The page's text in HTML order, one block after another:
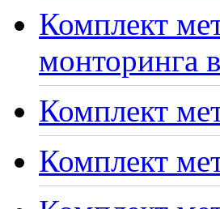
Комплект
монторинга
Комплект
Комплект